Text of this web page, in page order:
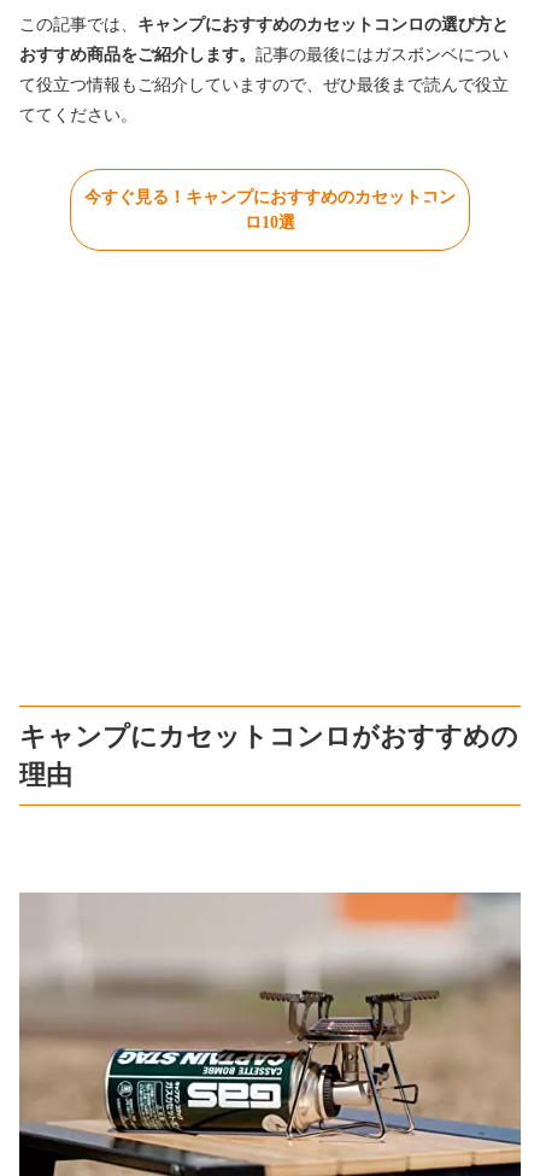
この記事では、 キャンプにおすすめのカセットコンロの選び方と
おすすめ商品をご紹介します。 記事の最後にはガスボンベについ
て役立つ情報もご紹介していますので、ぜひ最後まで読んで役立
ててください。
今すぐ見る！キャンプにおすすめのカセットコン
ロ10選
キャンプにカセットコンロがおすすめの
理由